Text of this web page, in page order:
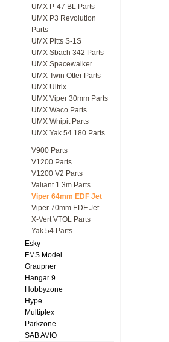
UMX P-47 BL Parts
UMX P3 Revolution
Parts
UMX Pitts S-1S
UMX Sbach 342 Parts
UMX Spacewalker
UMX Twin Otter Parts
UMX Ultrix
UMX Viper 30mm Parts
UMX Waco Parts
UMX Whipit Parts
UMX Yak 54 180 Parts
V900 Parts
V1200 Parts
V1200 V2 Parts
Valiant 1.3m Parts
Viper 64mm EDF Jet
Viper 70mm EDF Jet
X-Vert VTOL Parts
Yak 54 Parts
Esky
FMS Model
Graupner
Hangar 9
Hobbyzone
Hype
Multiplex
Parkzone
SAB AVIO